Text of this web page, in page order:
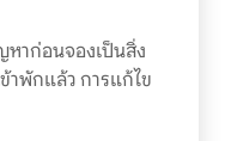
าก่อนจองเป็นสิ่ง
าพักแล้ว การแก้ไข